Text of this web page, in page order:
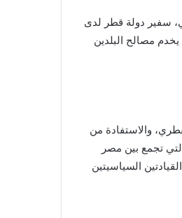
سفير دولة قطر لدى
مصالح البلدين
والاستفادة من
تجمع بين مصر
السياسيتين